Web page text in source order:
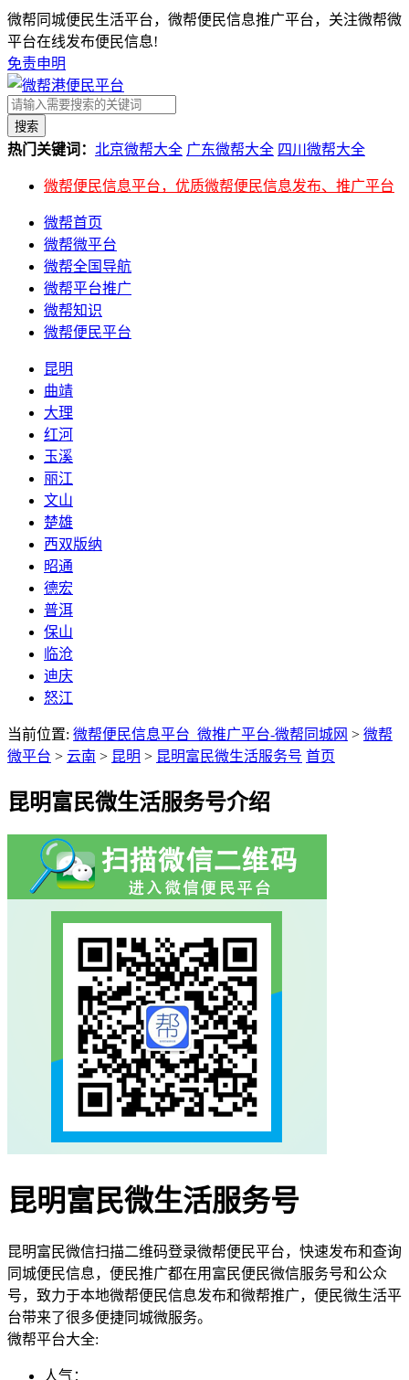
微帮同城便民生活平台，微帮便民信息推广平台，关注微帮微
平台在线发布便民信息!
免责申明
搜索
热门关键词： 北京微帮大全 广东微帮大全 四川微帮大全
微帮便民信息平台，优质微帮便民信息发布、推广平台
微帮首页
微帮微平台
微帮全国导航
微帮平台推广
微帮知识
微帮便民平台
昆明
曲靖
大理
红河
玉溪
丽江
文山
楚雄
西双版纳
昭通
德宏
普洱
保山
临沧
迪庆
怒江
当前位置: 微帮便民信息平台_微推广平台-微帮同城网 > 微帮
微平台 > 云南 > 昆明 > 昆明富民微生活服务号 首页
昆明富民微生活服务号介绍
昆明富民微生活服务号
昆明富民微信扫描二维码登录微帮便民平台，快速发布和查询
同城便民信息，便民推广都在用富民便民微信服务号和公众
号，致力于本地微帮便民信息发布和微帮推广，便民微生活平
台带来了很多便捷同城微服务。
微帮平台大全:
人气：